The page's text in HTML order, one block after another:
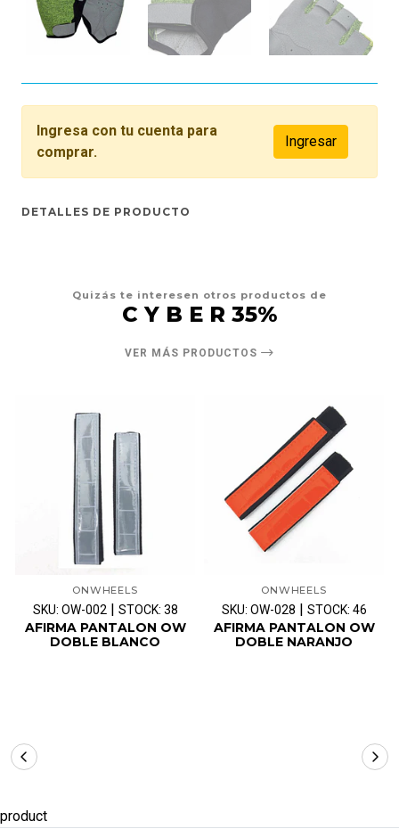
Ingresa con tu cuenta para
comprar.
Ingresar
DETALLES DE PRODUCTO
Quizás te interesen otros productos de
C Y B E R 35%
VER MÁS PRODUCTOS
ONWHEELS
SKU: OW-002| STOCK: 38
AFIRMA PANTALON OW
DOBLE BLANCO
ONWHEELS
SKU: OW-028 STOCK: 46
AFIRMA PANTALON OW
DOBLE NARANJO
product